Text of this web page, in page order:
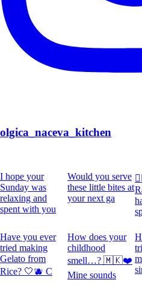
olgica_naceva_kitchen
I hope your
Sunday was
relaxing and
spent with you
Would you serve
these little bites at
your next ga
Have you ever
tried making
Gelato from
Rice? 🤍🫐 C
How does your
childhood
smell…? 🇲🇰❤️
Mine sounds